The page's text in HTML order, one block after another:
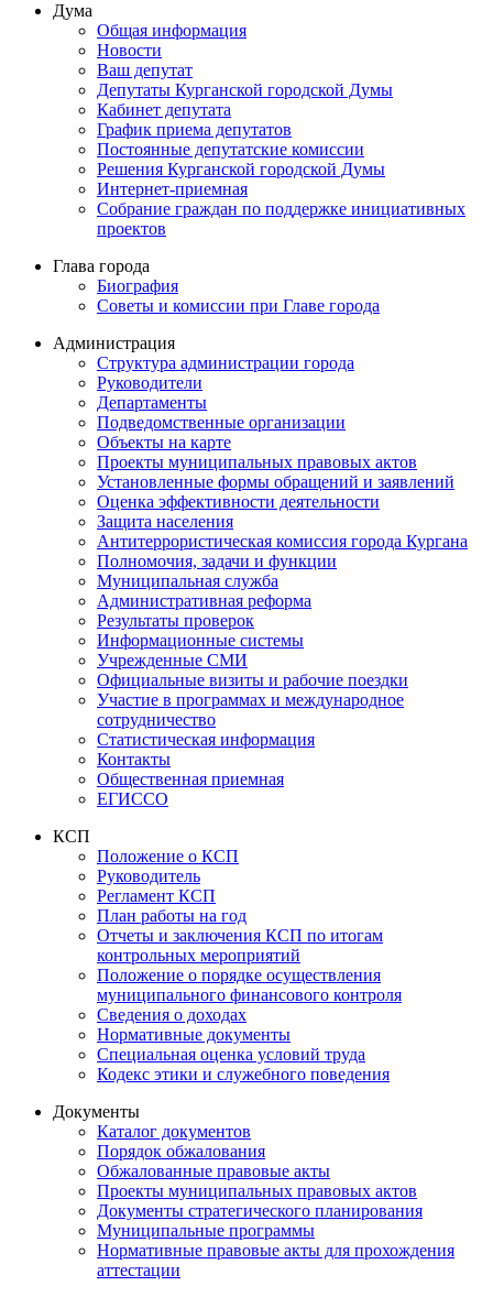
Дума
Общая информация
Новости
Ваш депутат
Депутаты Курганской городской Думы
Кабинет депутата
График приема депутатов
Постоянные депутатские комиссии
Решения Курганской городской Думы
Интернет-приемная
Собрание граждан по поддержке инициативных
проектов
Глава города
Биография
Советы и комиссии при Главе города
Администрация
Структура администрации города
Руководители
Департаменты
Подведомственные организации
Объекты на карте
Проекты муниципальных правовых актов
Установленные формы обращений и заявлений
Оценка эффективности деятельности
Защита населения
Антитеррористическая комиссия города Кургана
Полномочия, задачи и функции
Муниципальная служба
Административная реформа
Результаты проверок
Информационные системы
Учрежденные СМИ
Официальные визиты и рабочие поездки
Участие в программах и международное
сотрудничество
Статистическая информация
Контакты
Общественная приемная
ЕГИССО
КСП
Положение о КСП
Руководитель
Регламент КСП
План работы на год
Отчеты и заключения КСП по итогам
контрольных мероприятий
Положение о порядке осуществления
муниципального финансового контроля
Сведения о доходах
Нормативные документы
Специальная оценка условий труда
Кодекс этики и служебного поведения
Документы
Каталог документов
Порядок обжалования
Обжалованные правовые акты
Проекты муниципальных правовых актов
Документы стратегического планирования
Муниципальные программы
Нормативные правовые акты для прохождения
аттестации